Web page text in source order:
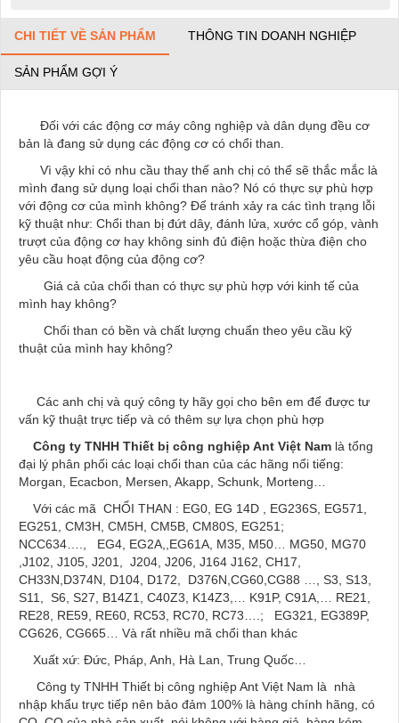
CHI TIẾT VỀ SẢN PHẨM THÔNG TIN DOANH NGHIỆP
SẢN PHẨM GỢI Ý
Đối với các động cơ máy công nghiệp và dân dụng đều cơ
bản là đang sử dụng các động cơ có chổi than.
Vì vậy khi có nhu cầu thay thế anh chị có thể sẽ thắc mắc là
mình đang sử dụng loại chổi than nào? Nó có thực sự phù hợp
với động cơ của mình không? Để tránh xảy ra các tình trạng lỗi
kỹ thuật như: Chổi than bị đứt dây, đánh lửa, xước cổ góp, vành
trượt của động cơ hay không sinh đủ điện hoặc thừa điện cho
yêu cầu hoạt động của động cơ?
Giá cả của chổi than có thực sự phù hợp với kinh tế của
mình hay không?
Chổi than có bền và chất lượng chuẩn theo yêu cầu kỹ
thuật của mình hay không?
Các anh chị và quý công ty hãy gọi cho bên em để được tư
vấn kỹ thuật trực tiếp và có thêm sự lựa chọn phù hợp
Công ty TNHH Thiết bị công nghiệp Ant Việt Nam là tổng
đại lý phân phối các loại chổi than của các hãng nổi tiếng:
Morgan, Ecacbon, Mersen, Akapp, Schunk, Morteng…
Với các mã CHỔI THAN : EG0, EG 14D , EG236S, EG571,
EG251, CM3H, CM5H, CM5B, CM80S, EG251;
NCC634…., EG4, EG2A,,EG61A, M35, M50… MG50, MG70
,J102, J105, J201, J204, J206, J164 J162, CH17,
CH33N,D374N, D104, D172, D376N,CG60,CG88 …, S3, S13,
S11, S6, S27, B14Z1, C40Z3, K14Z3,… K91P, C91A,… RE21,
RE28, RE59, RE60, RC53, RC70, RC73….; EG321, EG389P,
CG626, CG665… Và rất nhiều mã chổi than khác
Xuất xứ: Đức, Pháp, Anh, Hà Lan, Trung Quốc…
Công ty TNHH Thiết bị công nghiệp Ant Việt Nam là nhà
nhập khẩu trực tiếp nên bảo đảm 100% là hàng chính hãng, có